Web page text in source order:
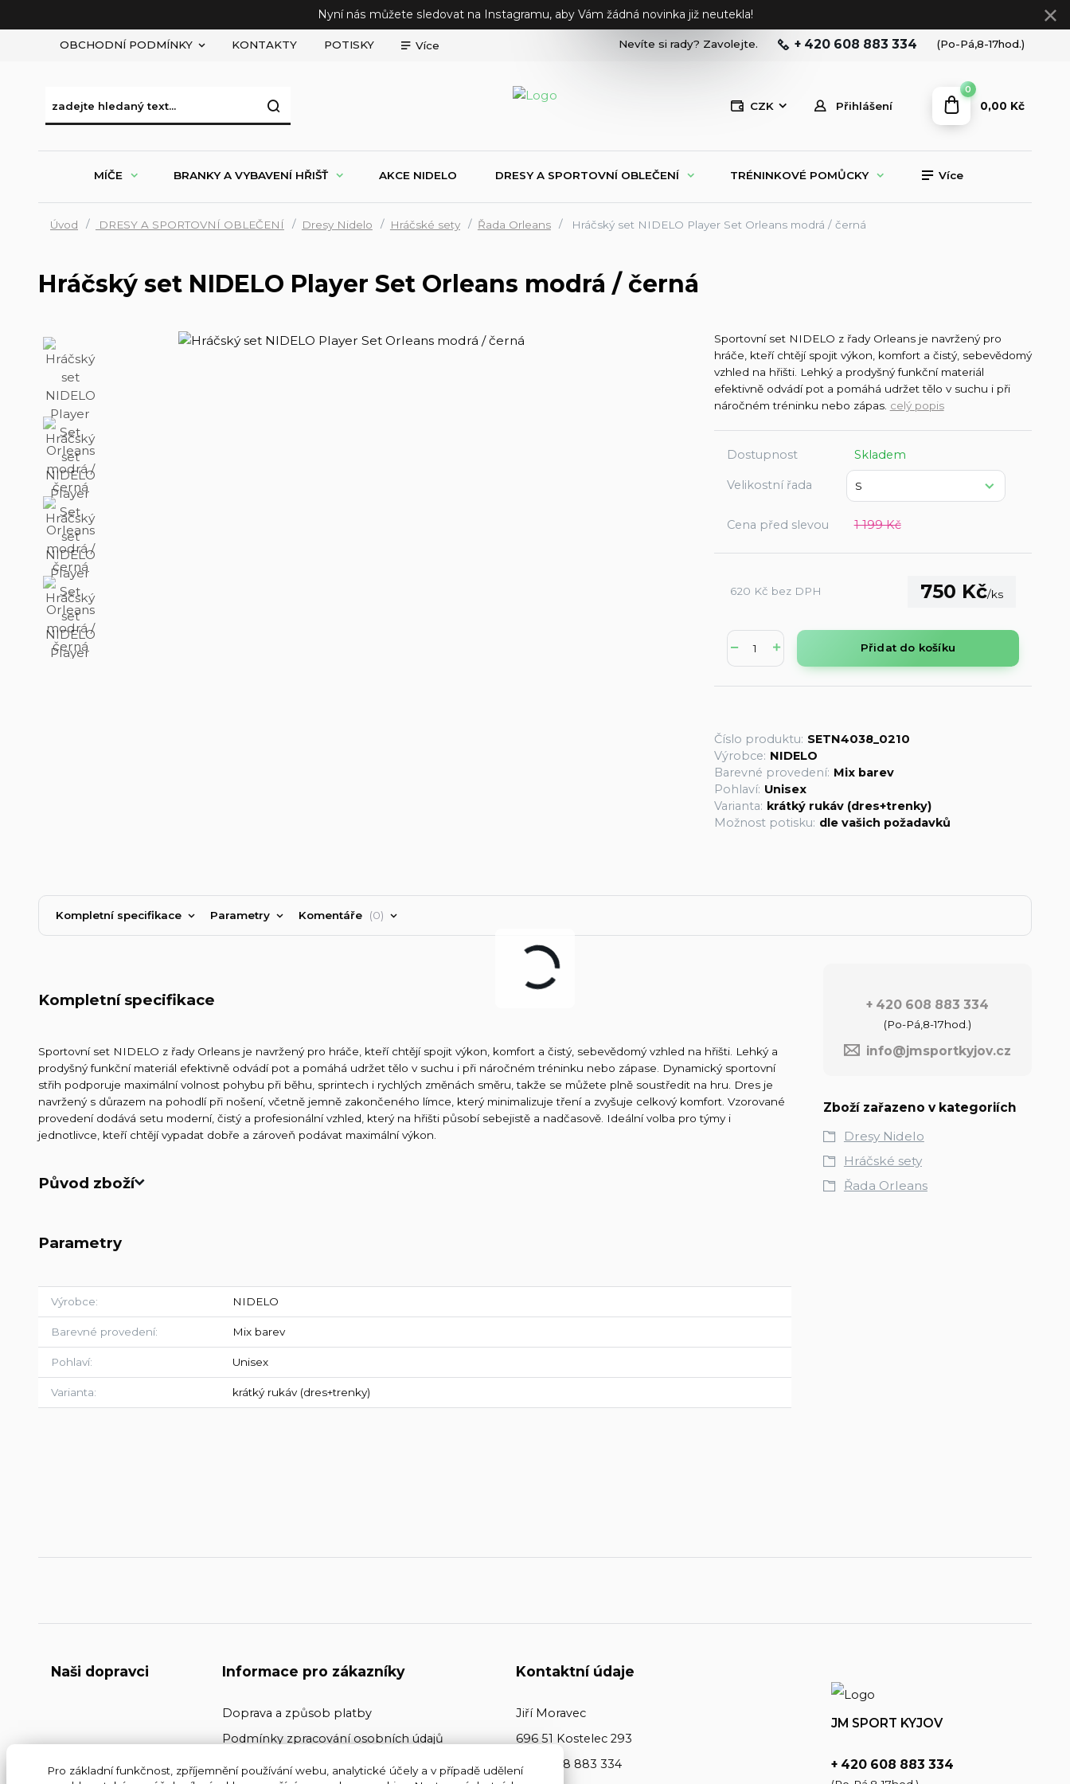
Nyní nás můžete sledovat na Instagramu, aby Vám žádná novinka již neutekla!
OBCHODNÍ PODMÍNKY KONTAKTY POTISKY Více
CZK Přihlášení
Nevíte si rady? Zavolejte. + 420 608 883 334 (Po-Pá,8-17hod.)
0
0,00 Kč
MÍČE BRANKY A VYBAVENÍ HŘIŠŤ AKCE NIDELO DRESY A SPORTOVNÍ OBLEČENÍ TRÉNINKOVÉ POMŮCKY Více
Úvod DRESY A SPORTOVNÍ OBLEČENÍ Dresy Nidelo Hráčské sety Řada Orleans Hráčský set NIDELO Player Set Orleans modrá / černá
Hráčský set NIDELO Player Set Orleans modrá / černá
Sportovní set NIDELO z řady Orleans je navržený pro
hráče, kteří chtějí spojit výkon, komfort a čistý, sebevědomý
vzhled na hřišti. Lehký a prodyšný funkční materiál
efektivně odvádí pot a pomáhá udržet tělo v suchu i při
náročném tréninku nebo zápas. celý popis
Dostupnost Skladem
Velikostní řada
Cena před slevou 1 199 Kč
750 Kč/ks
620 Kč bez DPH
Přidat do košíku
Číslo produktu: SETN4038_0210
Výrobce: NIDELO
Barevné provedení: Mix barev
Pohlaví: Unisex
Varianta: krátký rukáv (dres+trenky)
Možnost potisku: dle vašich požadavků
Kompletní specifikace Parametry Komentáře 0
Kompletní specifikace
Sportovní set NIDELO z řady Orleans je navržený pro hráče, kteří chtějí spojit výkon, komfort a čistý, sebevědomý vzhled na hřišti. Lehký a
prodyšný funkční materiál efektivně odvádí pot a pomáhá udržet tělo v suchu i při náročném tréninku nebo zápase. Dynamický sportovní
střih podporuje maximální volnost pohybu při běhu, sprintech i rychlých změnách směru, takže se můžete plně soustředit na hru. Dres je
navržený s důrazem na pohodlí při nošení, včetně jemně zakončeného límce, který minimalizuje tření a zvyšuje celkový komfort. Vzorované
provedení dodává setu moderní, čistý a profesionální vzhled, který na hřišti působí sebejistě a nadčasově. Ideální volba pro týmy i
jednotlivce, kteří chtějí vypadat dobře a zároveň podávat maximální výkon.
Původ zboží
Parametry
Výrobce NIDELO
Barevné provedení Mix barev
Pohlaví Unisex
Varianta krátký rukáv (dres+trenky)
+ 420 608 883 334
(Po-Pá,8-17hod.)
info@jmsportkyjov.cz
Zboží zařazeno v kategoriích
Dresy Nidelo
Hráčské sety
Řada Orleans
Naši dopravci Informace pro zákazníky
Doprava a způsob platby
Podmínky zpracování osobních údajů
Kontakty
Kontaktní údaje
Jiří Moravec
696 51 Kostelec 293
+420 608 883 334
JM SPORT KYJOV
+ 420 608 883 334
Pro základní funkčnost, zpříjemnění používání webu, analytické účely a v případě udělení